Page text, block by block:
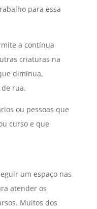
para essa
a contínua
criaturas na
diminua,
rua.
ou pessoas que
curso e que
um espaço nas
atender os
Muitos dos